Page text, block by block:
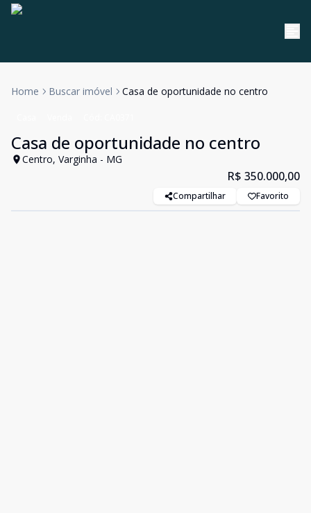
Home Buscar imóvel Casa de oportunidade no centro
Casa de oportunidade no centro
Centro, Varginha - MG
R$ 350.000,00
Compartilhar Favorito